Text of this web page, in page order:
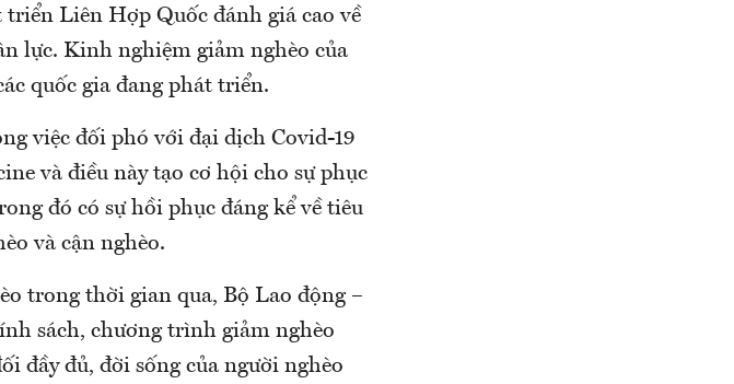
Liên Hợp Quốc đánh giá cao về
lực. Kinh nghiệm giảm nghèo của
quốc gia đang phát triển.
việc đối phó với đại dịch Covid-19
và điều này tạo cơ hội cho sự phục
đó có sự hồi phục đáng kể về tiêu
và cận nghèo.
trong thời gian qua, Bộ Lao động –
sách, chương trình giảm nghèo
đầy đủ, đời sống của người nghèo